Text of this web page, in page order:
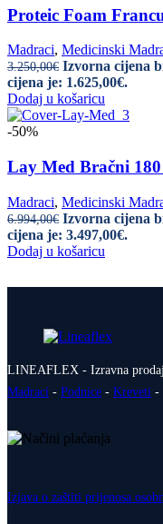
Proteic Foam
Madraci, Medicinski
3.250,00€ Izvorna cijena
cijena je: 1.625,00€.
Dodaj u košaricu
-50%
Lay Med Bračni
Madraci, Medicinski
6.994,00€ Izvorna cijena
cijena je: 3.497,00€.
Dodaj u košaricu
LINEAFLEX - Izravna
Madraci - Podnice - Kreveti -
Izjava o zaštiti prijenosa